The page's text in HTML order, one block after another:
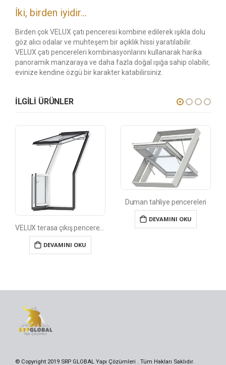
İki, birden iyidir…
Birden çok VELUX çatı penceresi kombine edilerek ışıkla dolu
göz alıcı odalar ve muhteşem bir açıklık hissi yaratılabilir.
VELUX çatı pencereleri kombinasyonlarını kullanarak harika
panoramik manzaraya ve daha fazla doğal ışığa sahip olabilir,
evinize kendine özgü bir karakter katabilirsiniz.
ILGILI ÜRÜNLER
DEVAMINI OKU
Duman tahliye pencereleri
DEVAMINI OKU
© Copyright 2019 SRP GLOBAL Yapı Çözümleri . Tüm Hakları Saklıdır.